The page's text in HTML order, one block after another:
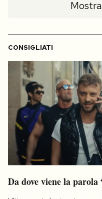
CONSIGLIATI
Da dove viene la parola